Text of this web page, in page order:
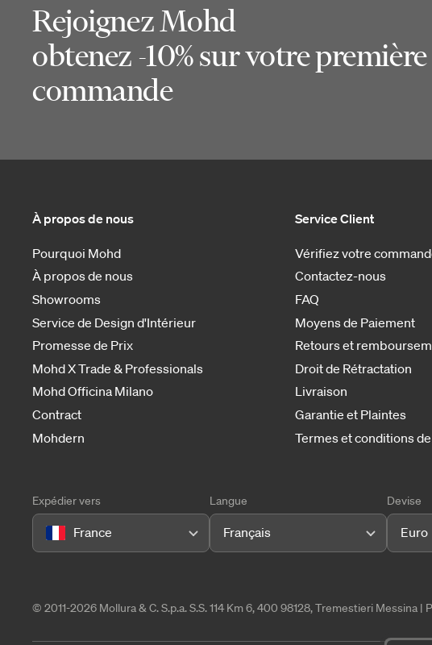
Rejoignez Mohd
obtenez -10% sur votre première
commande
À propos de nous
Pourquoi Mohd
À propos de nous
Showrooms
Service de Design d'Intérieur
Promesse de Prix
Mohd X Trade & Professionals
Mohd Officina Milano
Contract
Mohdern
Service Client
Vérifiez votre
Contactez-nous
FAQ
Moyens de Paiement
Retours et
Droit de Rétractation
Livraison
Garantie et Plaintes
Termes et conditions
Expédier vers
France
Langue
Français
Devise
Euro
© 2011-2026 Mollura & C. S.p.a. S.S. 114 Km 6, 400 98128, Tremestieri Messina |